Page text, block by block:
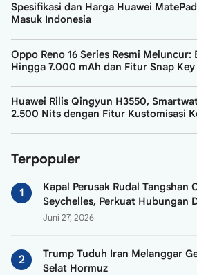
Spesifikasi dan Harga Huawei
Masuk Indonesia
Oppo Reno 16 Series Resmi
Hingga 7.000 mAh dan Fitur Snap Key
Huawei Rilis Qingyun H3550,
2.500 Nits dengan Fitur Kustomisasi
Terpopuler
Kapal Perusak Rudal Tangshan
Seychelles, Perkuat Hubungan
Juni 27, 2026
Trump Tuduh Iran Melanggar
Selat Hormuz